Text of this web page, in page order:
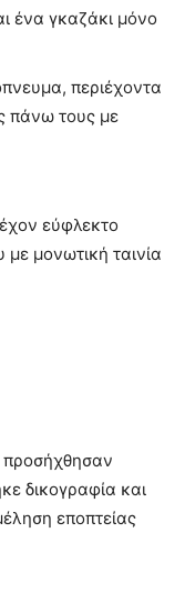
ένα γκαζάκι μόνο
περιέχοντα
πάνω τους με
εύφλεκτο
μονωτική ταινία
προσήχθησαν
δικογραφία και
εποπτείας